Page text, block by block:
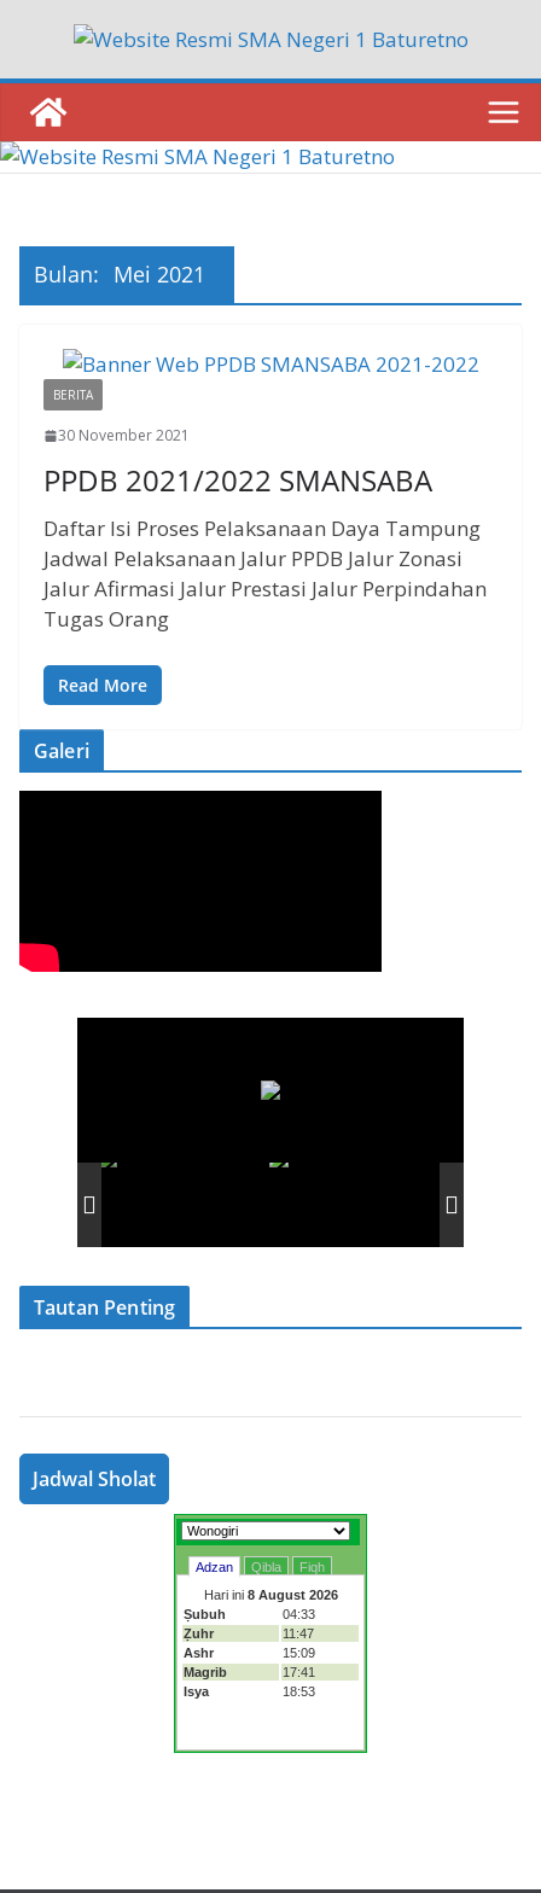
content
Bulan: Mei 2021
BERITA
30 November 2021
PPDB 2021/2022 SMANSABA
Daftar Isi Proses Pelaksanaan Daya Tampung
Jadwal Pelaksanaan Jalur PPDB Jalur Zonasi
Jalur Afirmasi Jalur Prestasi Jalur Perpindahan
Tugas Orang
Read More
Galeri
Tautan Penting
Jadwal Sholat